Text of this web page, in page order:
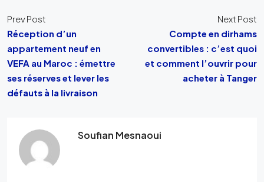
Prev Post
Réception d’un
appartement neuf en
VEFA au Maroc : émettre
ses réserves et lever les
défauts à la livraison
Next Post
Compte en dirhams
convertibles : c’est quoi
et comment l’ouvrir pour
acheter à Tanger
Soufian Mesnaoui